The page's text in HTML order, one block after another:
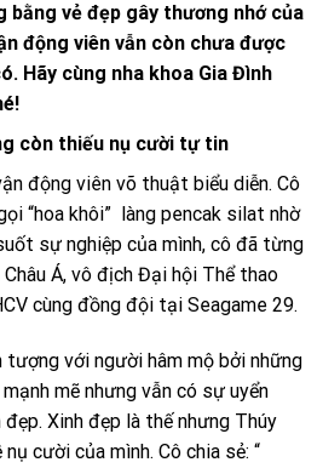
bằng vẻ đẹp gây thương nhớ của
động viên vẫn còn chưa được
Hãy cùng nha khoa Gia Đình
còn thiếu nụ cười tự tin
động viên võ thuật biểu diễn. Cô
“hoa khôi” làng pencak silat nhờ
sự nghiệp của mình, cô đã từng
Á, vô địch Đại hội Thể thao
cùng đồng đội tại Seagame 29.
tượng với người hâm mộ bởi những
mẽ nhưng vẫn có sự uyển
đẹp. Xinh đẹp là thế nhưng Thúy
cười của mình. Cô chia sẻ: “